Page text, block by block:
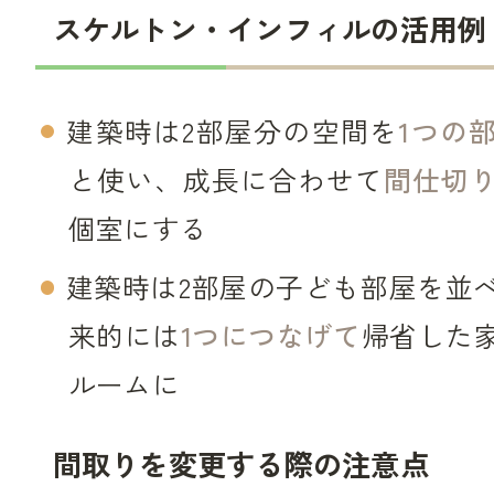
スケルトン・インフィルの活用例
建築時は2部屋分の空間を1つの
と使い、成長に合わせて間仕切
個室にする
建築時は2部屋の子ども部屋を並
来的には1つにつなげて帰省した
ルームに
間取りを変更する際の注意点